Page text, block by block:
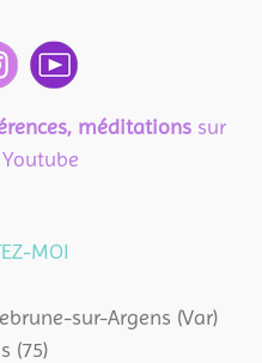
méditations sur
MOI
sur-Argens (Var)
(75)